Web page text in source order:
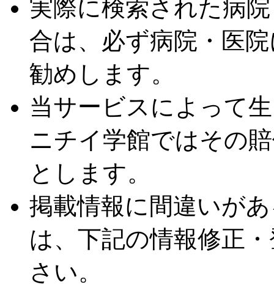
実際に検索された病
合は、必ず病院・医
勧めします。
当サービスによって
ニチイ学館ではその
とします。
掲載情報に間違いが
は、下記の情報修正
さい。